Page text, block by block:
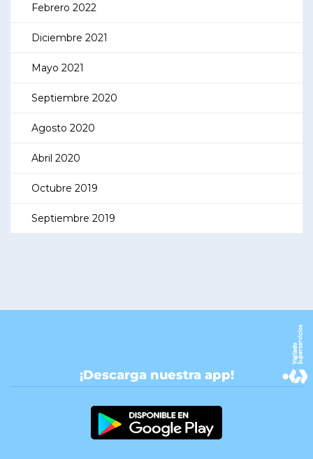
Febrero 2022
Diciembre 2021
Mayo 2021
Septiembre 2020
Agosto 2020
Abril 2020
Octubre 2019
Septiembre 2019
¡Descarga nuestra app!